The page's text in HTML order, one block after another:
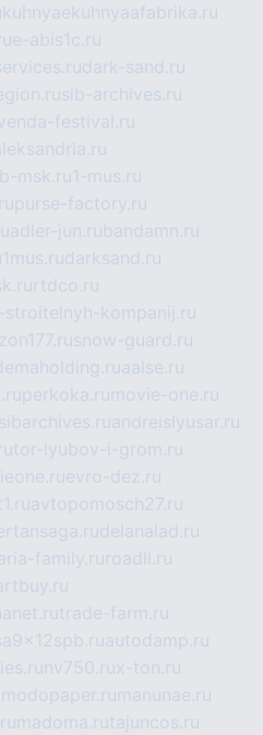
kuhnyaekuhnyaafabrika.ru
e-abis1c.ru
dark-sand.ru
sib-archives.ru
festival.ru
msk.ru1-mus.ru
purse-factory.ru
adler-jun.rubandamn.ru
1mus.rudarksand.ru
rtdco.ru
kompanij.ru
snow-guard.ru
aalse.ru
perkoka.ru movie-one.ru
sibarchives.ruandreislyusar.ru
tor-lyubov-i-grom.ru
evro-dez.ru
avtopomosch27.ru
delanalad.ru
family.ru roadli.ru
trade-farm.ru
autodamp.ru
nv750.rux-ton.ru
modopaper.ru manunae.ru
madoma.rutajuncos.ru